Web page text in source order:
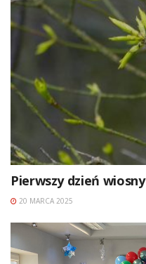
Pierwszy dzień wiosny
20 MARCA 2025